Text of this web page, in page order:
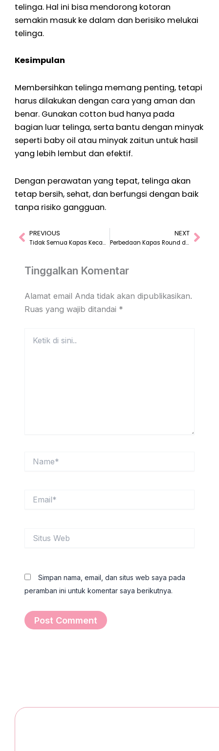
telinga. Hal ini bisa mendorong kotoran
semakin masuk ke dalam dan berisiko melukai
telinga.
Kesimpulan
Membersihkan telinga memang penting, tetapi
harus dilakukan dengan cara yang aman dan
benar. Gunakan cotton bud hanya pada
bagian luar telinga, serta bantu dengan minyak
seperti baby oil atau minyak zaitun untuk hasil
yang lebih lembut dan efektif.
Dengan perawatan yang tepat, telinga akan
tetap bersih, sehat, dan berfungsi dengan baik
tanpa risiko gangguan.
Prev
PREVIOUS
Tidak Semua Kapas Kecantikan Aman untuk Kulit Wajah
NEXT
Perbedaan Kapas Round dan Square, Mana Favoritmu?
Tinggalkan Komentar
Alamat email Anda tidak akan dipublikasikan.
Ruas yang wajib ditandai *
Web
Simpan nama, email, dan situs web saya pada
peramban ini untuk komentar saya berikutnya.